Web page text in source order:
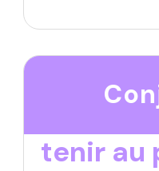
tenir au